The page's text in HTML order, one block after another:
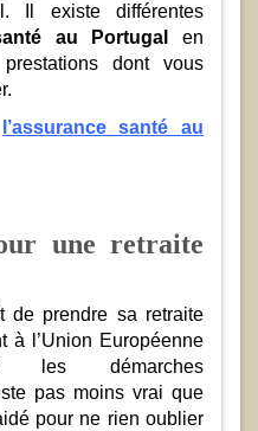
Il existe différentes
au Portugal
en
dont vous
l’assurance santé au
une retraite
de prendre sa retraite
à l’Union Européenne
les démarches
pas moins vrai que
pour ne rien oublier